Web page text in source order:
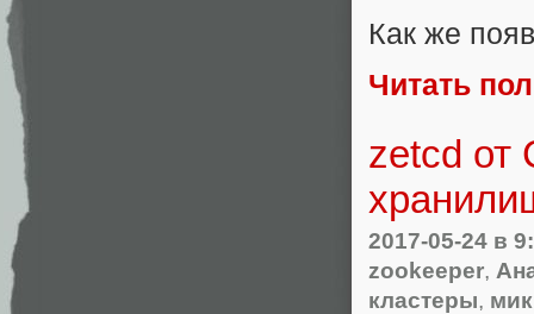
Как же
Читать
zetcd от
2017-05-24 в
zookeeper,
кластеры,